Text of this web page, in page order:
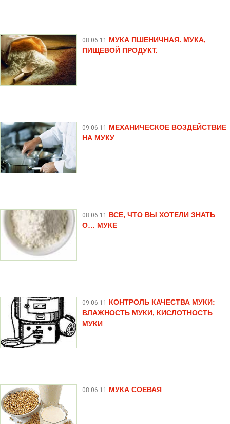
08.06.11 МУКА ПШЕНИЧНАЯ. МУКА,
ПИЩЕВОЙ ПРОДУКТ.
09.06.11 МЕХАНИЧЕСКОЕ ВОЗДЕЙСТВИЕ
НА МУКУ
08.06.11 ВСЕ, ЧТО ВЫ ХОТЕЛИ ЗНАТЬ
О… МУКЕ
09.06.11 КОНТРОЛЬ КАЧЕСТВА МУКИ:
ВЛАЖНОСТЬ МУКИ, КИСЛОТНОСТЬ
МУКИ
08.06.11 МУКА СОЕВАЯ